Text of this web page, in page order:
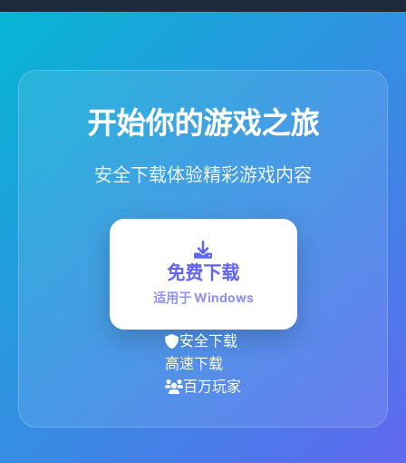
开始你的游戏之旅
安全下载体验精彩游戏内容
免费下载
适用于 Windows
安全下载
高速下载
百万玩家